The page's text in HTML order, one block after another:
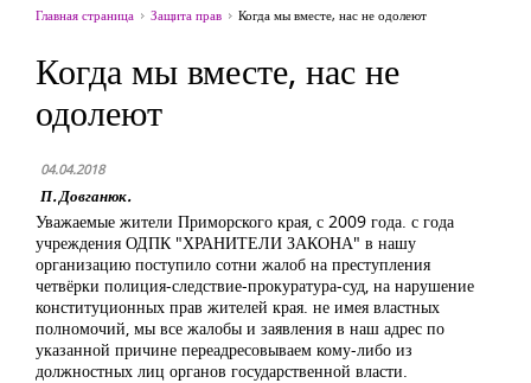
Главная страница Защита прав Когда мы вместе, нас не одолеют
Когда мы вместе, нас не
одолеют
04.04.2018
П. Довганюк.
Уважаемые жители Приморского края, с 2009 года. с года
учреждения ОДПК "ХРАНИТЕЛИ ЗАКОНА" в нашу
организацию поступило сотни жалоб на преступления
четвёрки полиция-следствие-прокуратура-суд, на нарушение
конституционных прав жителей края. не имея властных
полномочий, мы все жалобы и заявления в наш адрес по
указанной причине переадресовываем кому-либо из
должностных лиц органов государственной власти.